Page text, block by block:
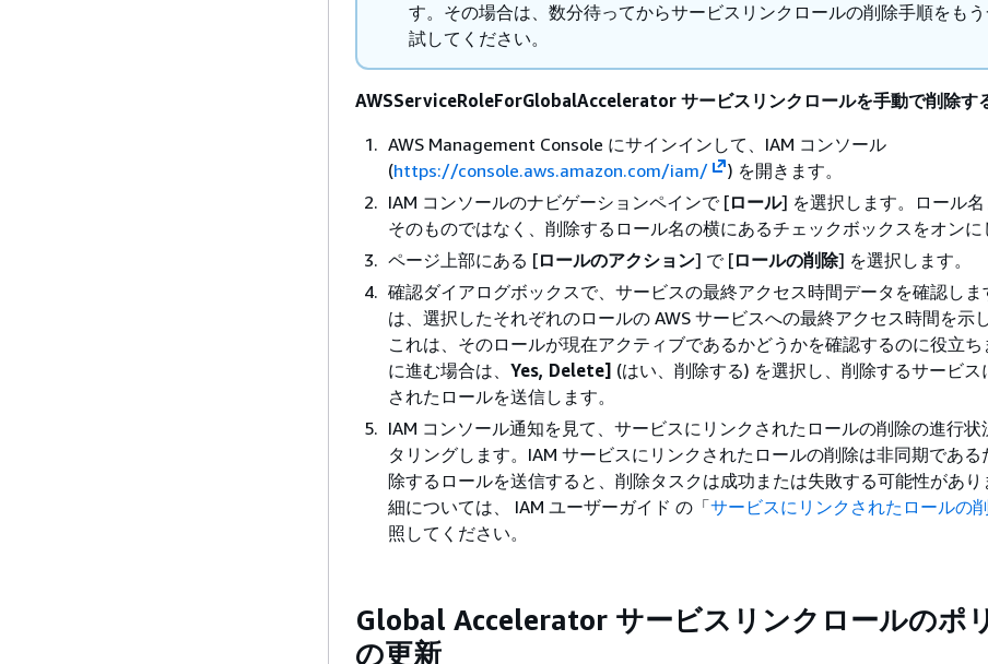
す。その場合は、数分待ってからサービスリンクロールの削除手順をも
試してください。
AWSServiceRoleForGlobalAccelerator サービスリンクロールを手動で削除す
AWS Management Console にサインインして、IAM コンソール
(https://console.aws.amazon.com/iam/
) を開きます。
IAM コンソールのナビゲーションペインで [ロール] を選択します。ロール
そのものではなく、削除するロール名の横にあるチェックボックスをオンに
ページ上部にある [ロールのアクション] で [ロールの削除] を選択します。
確認ダイアログボックスで、サービスの最終アクセス時間データを確認しま
は、選択したそれぞれのロールの AWS サービスへの最終アクセス時間を示し
これは、そのロールが現在アクティブであるかどうかを確認するのに役立ち
に進む場合は、 Yes, Delete] (はい、削除する) を選択し、削除するサービス
されたロールを送信します。
IAM コンソール通知を見て、サービスにリンクされたロールの削除の進行状
タリングします。IAM サービスにリンクされたロールの削除は非同期である
除するロールを送信すると、削除タスクは成功または失敗する可能性があり
細については、 IAM ユーザーガイド の「サービスにリンクされたロールの
照してください。
Global Accelerator サービスリンクロールのポ
の更新